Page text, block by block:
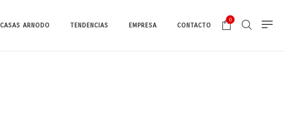
CASAS ARNODO TENDENCIAS EMPRESA CONTACTO
0